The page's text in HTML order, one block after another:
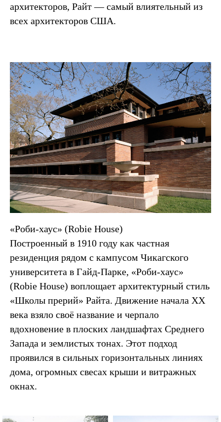
архитекторов, Райт — самый влиятельный из
всех архитекторов США.
«Роби-хаус» (Robie House)
Построенный в 1910 году как частная
резиденция рядом с кампусом Чикагского
университета в Гайд-Парке, «Роби-хаус»
(Robie House) воплощает архитектурный стиль
«Школы прерий» Райта. Движение начала XX
века взяло своё название и черпало
вдохновение в плоских ландшафтах Среднего
Запада и землистых тонах. Этот подход
проявился в сильных горизонтальных линиях
дома, огромных свесах крыши и витражных
окнах.